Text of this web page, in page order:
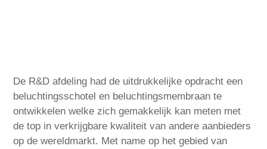
De R&D afdeling had de uitdrukkelijke opdracht een
beluchtingsschotel en beluchtingsmembraan te
ontwikkelen welke zich gemakkelijk kan meten met
de top in verkrijgbare kwaliteit van andere aanbieders
op de wereldmarkt. Met name op het gebied van